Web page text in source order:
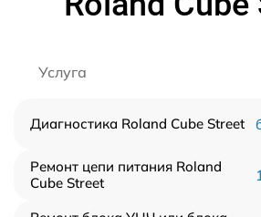
Услуга
Диагностика Roland Cube Street
Ремонт цепи питания Roland
Cube Street